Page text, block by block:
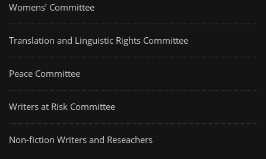
Womens’ Committee
Translation and Linguistic Rights Committee
Peace Committee
Writers at Risk Committee
Non-fiction Writers and Reseachers